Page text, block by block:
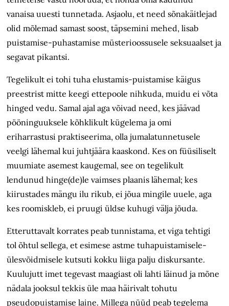
vanaisa uuesti tunnetada. Asjaolu, et need sõnakäitlejad
olid mõlemad samast soost, täpsemini mehed, lisab
puistamise-puhastamise müsterioossusele seksuaalset ja
segavat pikantsi.
Tegelikult ei tohi tuha elustamis-puistamise käigus
preestrist mitte keegi ettepoole nihkuda, muidu ei võta
hinged vedu. Samal ajal aga võivad need, kes jäävad
pööninguuksele kõhklikult kügelema ja omi
eriharrastusi praktiseerima, olla jumalatunnetusele
veelgi lähemal kui juhtjäära kaaskond. Kes on füüsiliselt
muumiate asemest kaugemal, see on tegelikult
lendunud hinge(de)le vaimses plaanis lähemal; kes
kiirustades mängu ilu rikub, ei jõua mingile uuele, aga
kes roomiskleb, ei pruugi üldse kuhugi välja jõuda.
Etteruttavalt korrates peab tunnistama, et viga tehtigi
tol õhtul sellega, et esimese astme tuhapuistamisele-
ülesvõidmisele kutsuti kokku liiga palju diskursante.
Kuulujutt imet tegevast maagiast oli lahti läinud ja mõne
nädala jooksul tekkis üle maa häirivalt tohutu
pseudopuistamise laine. Millega nüüd peab tegelema